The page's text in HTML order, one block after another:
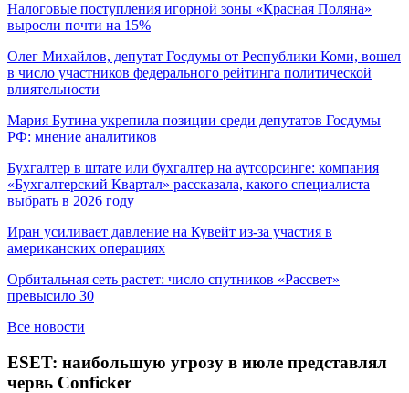
Налоговые поступления игорной зоны «Красная Поляна»
выросли почти на 15%
Олег Михайлов, депутат Госдумы от Республики Коми, вошел
в число участников федерального рейтинга политической
влиятельности
Мария Бутина укрепила позиции среди депутатов Госдумы
РФ: мнение аналитиков
Бухгалтер в штате или бухгалтер на аутсорсинге: компания
«Бухгалтерский Квартал» рассказала, какого специалиста
выбрать в 2026 году
Иран усиливает давление на Кувейт из-за участия в
американских операциях
Орбитальная сеть растет: число спутников «Рассвет»
превысило 30
Все новости
ESET: наибольшую угрозу в июле представлял
червь Conficker